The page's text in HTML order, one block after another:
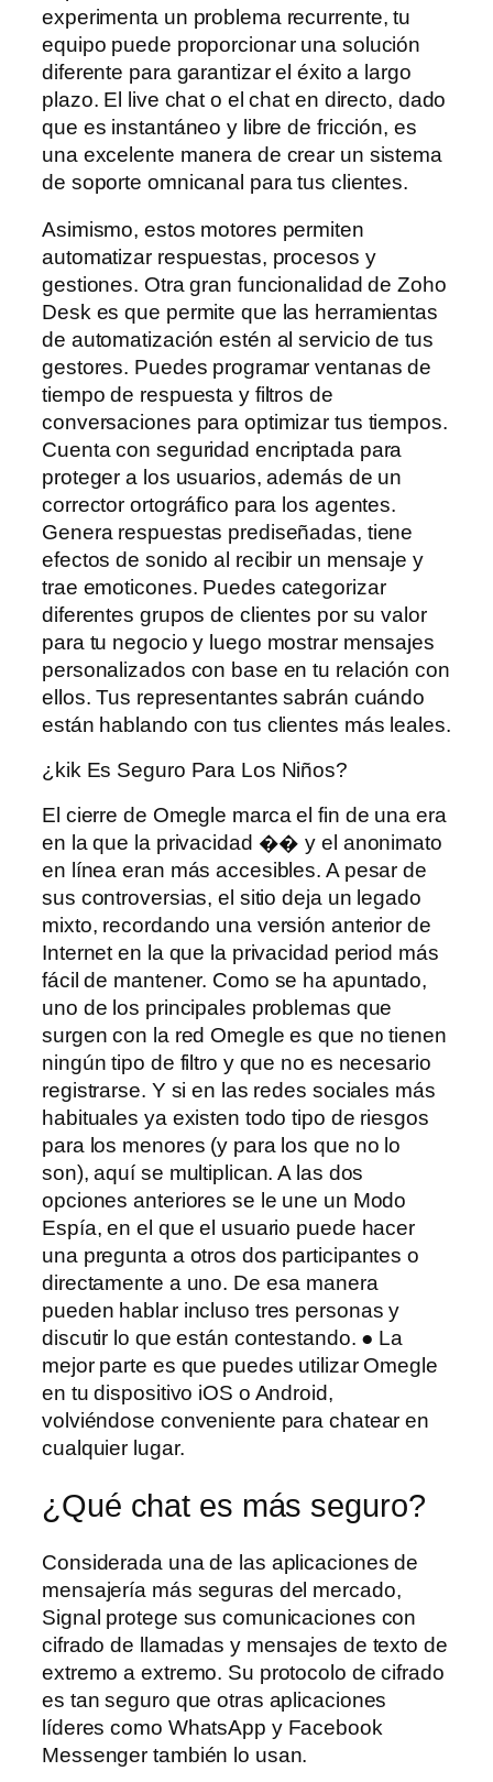
experimenta un problema recurrente, tu
equipo puede proporcionar una solución
diferente para garantizar el éxito a largo
plazo. El live chat o el chat en directo, dado
que es instantáneo y libre de fricción, es
una excelente manera de crear un sistema
de soporte omnicanal para tus clientes.
Asimismo, estos motores permiten
automatizar respuestas, procesos y
gestiones. Otra gran funcionalidad de Zoho
Desk es que permite que las herramientas
de automatización estén al servicio de tus
gestores. Puedes programar ventanas de
tiempo de respuesta y filtros de
conversaciones para optimizar tus tiempos.
Cuenta con seguridad encriptada para
proteger a los usuarios, además de un
corrector ortográfico para los agentes.
Genera respuestas prediseñadas, tiene
efectos de sonido al recibir un mensaje y
trae emoticones. Puedes categorizar
diferentes grupos de clientes por su valor
para tu negocio y luego mostrar mensajes
personalizados con base ​​en tu relación con
ellos. Tus representantes sabrán cuándo
están hablando con tus clientes más leales.
¿kik Es Seguro Para Los Niños?
El cierre de Omegle marca el fin de una era
en la que la privacidad �� y el anonimato
en línea eran más accesibles. A pesar de
sus controversias, el sitio deja un legado
mixto, recordando una versión anterior de
Internet en la que la privacidad period más
fácil de mantener. Como se ha apuntado,
uno de los principales problemas que
surgen con la red Omegle es que no tienen
ningún tipo de filtro y que no es necesario
registrarse. Y si en las redes sociales más
habituales ya existen todo tipo de riesgos
para los menores (y para los que no lo
son), aquí se multiplican. A las dos
opciones anteriores se le une un Modo
Espía, en el que el usuario puede hacer
una pregunta a otros dos participantes o
directamente a uno. De esa manera
pueden hablar incluso tres personas y
discutir lo que están contestando. ● La
mejor parte es que puedes utilizar Omegle
en tu dispositivo iOS o Android,
volviéndose conveniente para chatear en
cualquier lugar.
¿Qué chat es más seguro?
Considerada una de las aplicaciones de
mensajería más seguras del mercado,
Signal protege sus comunicaciones con
cifrado de llamadas y mensajes de texto de
extremo a extremo. Su protocolo de cifrado
es tan seguro que otras aplicaciones
líderes como WhatsApp y Facebook
Messenger también lo usan.